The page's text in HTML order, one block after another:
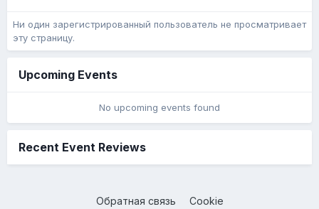
Ни один зарегистрированный пользователь не просматривает
эту страницу.
Upcoming Events
No upcoming events found
Recent Event Reviews
Обратная связь Cookie